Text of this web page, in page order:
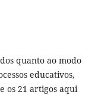
quanto ao modo
educativos,
os 21 artigos aqui